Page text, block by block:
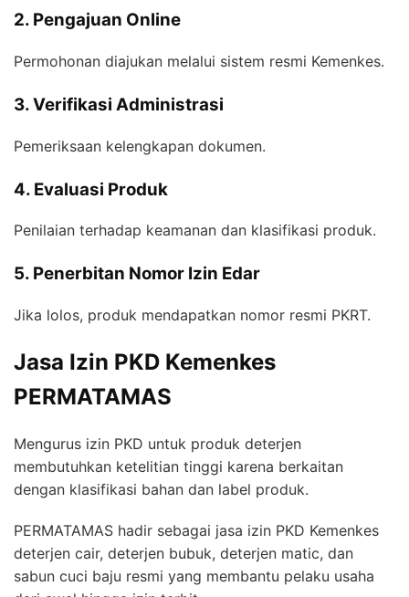
2. Pengajuan Online
Permohonan diajukan melalui sistem resmi Kemenkes.
3. Verifikasi Administrasi
Pemeriksaan kelengkapan dokumen.
4. Evaluasi Produk
Penilaian terhadap keamanan dan klasifikasi produk.
5. Penerbitan Nomor Izin Edar
Jika lolos, produk mendapatkan nomor resmi PKRT.
Jasa Izin PKD Kemenkes
PERMATAMAS
Mengurus izin PKD untuk produk deterjen
membutuhkan ketelitian tinggi karena berkaitan
dengan klasifikasi bahan dan label produk.
PERMATAMAS hadir sebagai jasa izin PKD Kemenkes
deterjen cair, deterjen bubuk, deterjen matic, dan
sabun cuci baju resmi yang membantu pelaku usaha